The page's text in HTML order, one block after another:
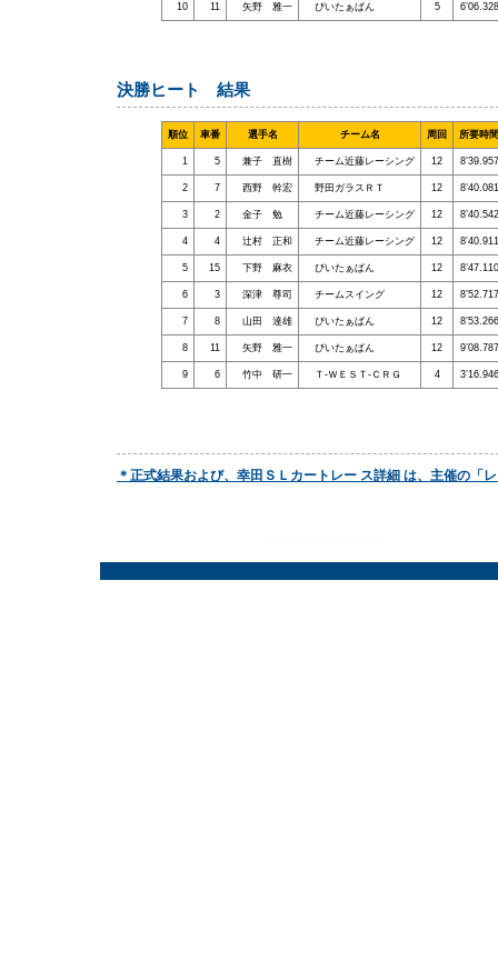
10 11 矢野 雅一 ぴいたぁぱん 5 6’06.328
決勝ヒート 結果
順位 車番 選手名 チーム名 周回 所要時間
1 5 兼子 直樹 チーム近藤レーシング 12 8’39.957
2 7 西野 幹宏 野田ガラスＲＴ 12 8’40.081
3 2 金子 勉 チーム近藤レーシング 12 8’40.542
4 4 辻村 正和 チーム近藤レーシング 12 8’40.911
5 15 下野 麻衣 ぴいたぁぱん 12 8’47.110
6 3 深津 尊司 チームスイング 12 8’52.717
7 8 山田 達雄 ぴいたぁぱん 12 8’53.266
8 11 矢野 雅一 ぴいたぁぱん 12 9’08.787
9 6 竹中 研一 Ｔ-ＷＥＳＴ-ＣＲＧ 4 3’16.946
＊正式結果および、幸田ＳＬカートレー ス詳細 は、主催の